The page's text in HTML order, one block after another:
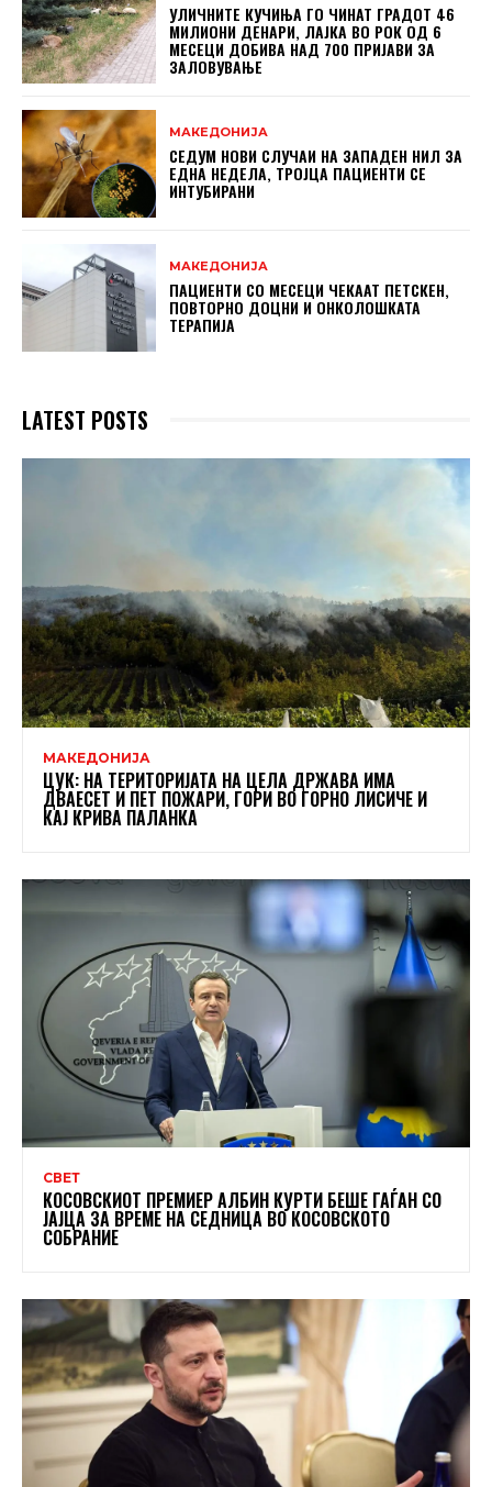
УЛИЧНИТЕ КУЧИЊА ГО ЧИНАТ ГРАДОТ 46
МИЛИОНИ ДЕНАРИ, ЛАЈКА ВО РОК ОД 6
МЕСЕЦИ ДОБИВА НАД 700 ПРИЈАВИ ЗА
ЗАЛОВУВАЊЕ
МАКЕДОНИЈА
СЕДУМ НОВИ СЛУЧАИ НА ЗАПАДЕН НИЛ ЗА
ЕДНА НЕДЕЛА, ТРОЈЦА ПАЦИЕНТИ СЕ
ИНТУБИРАНИ
МАКЕДОНИЈА
ПАЦИЕНТИ СО МЕСЕЦИ ЧЕКААТ ПЕТСКЕН,
ПОВТОРНО ДОЦНИ И ОНКОЛОШКАТА
ТЕРАПИЈА
LATEST POSTS
МАКЕДОНИЈА
ЦУК: НА ТЕРИТОРИЈАТА НА ЦЕЛА ДРЖАВА ИМА
ДВАЕСЕТ И ПЕТ ПОЖАРИ, ГОРИ ВО ГОРНО ЛИСИЧЕ И
КАЈ КРИВА ПАЛАНКА
СВЕТ
КОСОВСКИОТ ПРЕМИЕР АЛБИН КУРТИ БЕШЕ ГАЃАН СО
ЈАЈЦА ЗА ВРЕМЕ НА СЕДНИЦА ВО КОСОВСКОТО
СОБРАНИЕ